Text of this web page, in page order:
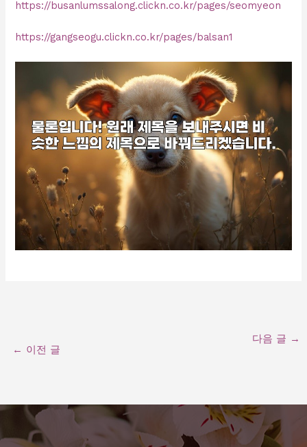
https://busanlumssalong.clickn.co.kr/pages/seomyeon
https://gangseogu.clickn.co.kr/pages/balsan1
← 이전 글
다음 글 →